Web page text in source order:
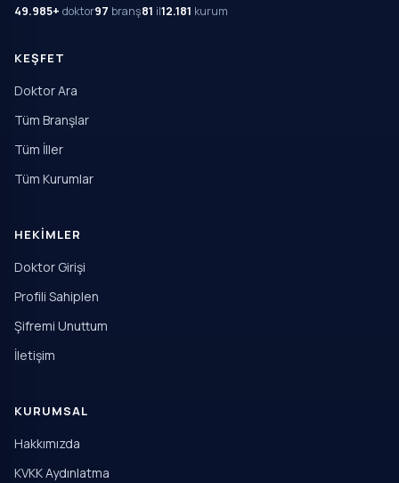
49.985+ doktor97 branş81 il12.181 kurum
KEŞFET
Doktor Ara
Tüm Branşlar
Tüm İller
Tüm Kurumlar
HEKIMLER
Doktor Girişi
Profili Sahiplen
Şifremi Unuttum
İletişim
KURUMSAL
Hakkımızda
KVKK Aydınlatma